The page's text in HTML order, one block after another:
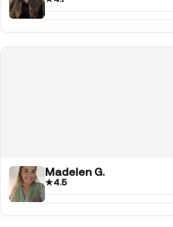
Madelen G.
★4.5